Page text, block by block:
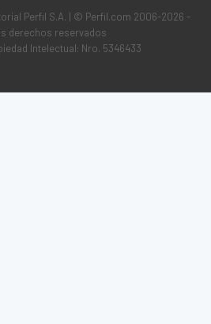
Perfil S.A. | © Perfil.com 2006-2026 -
derechos reservados
Intelectual: Nro. 5346433